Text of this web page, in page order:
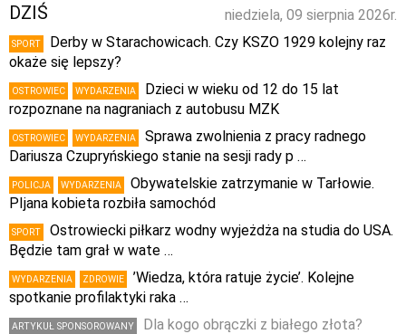
niedziela, 09 sierpnia 2026r.
DZIŚ
SPORT
Derby w Starachowicach. Czy KSZO 1929 kolejny raz
okaże się lepszy?
OSTROWIEC WYDARZENIA
Dzieci w wieku od 12 do 15 lat
rozpoznane na nagraniach z autobusu MZK
OSTROWIEC WYDARZENIA
Sprawa zwolnienia z pracy radnego
Dariusza Czupryńskiego stanie na sesji rady p …
POLICJA WYDARZENIA
Obywatelskie zatrzymanie w Tarłowie.
PIjana kobieta rozbiła samochód
SPORT
Ostrowiecki piłkarz wodny wyjeżdża na studia do USA.
Będzie tam grał w wate …
WYDARZENIA ZDROWIE
’Wiedza, która ratuje życie’. Kolejne
spotkanie profilaktyki raka …
ARTYKUŁ SPONSOROWANY
Dla kogo obrączki z białego złota?